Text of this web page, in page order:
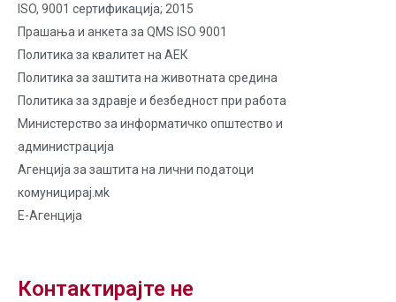
ISO, 9001 сертификација; 2015
Прашања и анкета за QMS ISO 9001
Политика за квалитет на AЕК
Политика за заштита на животната средина
Политика за здравје и безбедност при работа
Министерство за информатичко општество и
администрација
Агенција за заштита на лични податоци
комуницирај.мk
Е-Агенција
Контактирајте не